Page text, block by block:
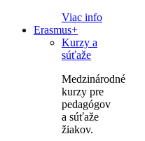
Viac info
Erasmus+
Kurzy a
súťaže
Medzinárodné
kurzy pre
pedagógov
a súťaže
žiakov.